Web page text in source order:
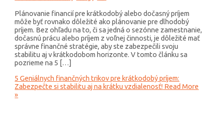
Plánovanie financií pre krátkodobý alebo dočasný príjem
môže byť rovnako dôležité ako plánovanie pre dlhodobý
príjem. Bez ohľadu na to, či sa jedná o sezónne zamestnanie,
dočasnú prácu alebo príjem z voľnej činnosti, je dôležité mať
správne finančné stratégie, aby ste zabezpečili svoju
stabilitu aj v krátkodobom horizonte. V tomto článku sa
pozrieme na 5 […]
5 Geniálnych finančných trikov pre krátkodobý príjem:
Zabezpečte si stabilitu aj na krátku vzdialenosť! Read More
»